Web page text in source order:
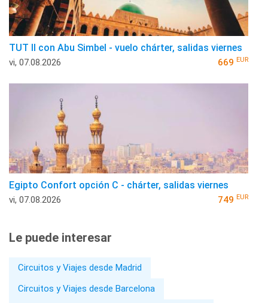
TUT II con Abu Simbel - vuelo chárter, salidas viernes
vi, 07.08.2026 669 EUR
Egipto Confort opción C - chárter, salidas viernes
vi, 07.08.2026 749 EUR
Le puede interesar
Circuitos y Viajes desde Madrid
Circuitos y Viajes desde Barcelona